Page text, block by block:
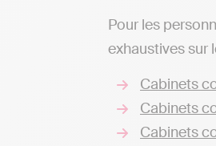
Pour les
exhaustives sur
Cabinets
Cabinets
Cabinets